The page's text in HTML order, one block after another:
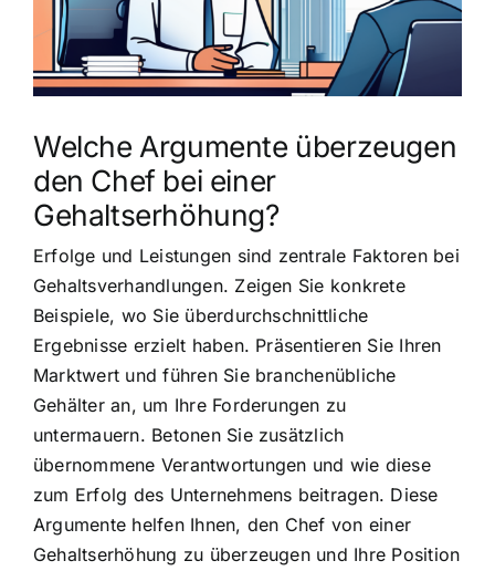
Welche Argumente überzeugen
den Chef bei einer
Gehaltserhöhung?
Erfolge und Leistungen sind zentrale Faktoren bei
Gehaltsverhandlungen. Zeigen Sie konkrete
Beispiele, wo Sie überdurchschnittliche
Ergebnisse erzielt haben. Präsentieren Sie Ihren
Marktwert und führen Sie branchenübliche
Gehälter an, um Ihre Forderungen zu
untermauern. Betonen Sie zusätzlich
übernommene Verantwortungen und wie diese
zum Erfolg des Unternehmens beitragen. Diese
Argumente helfen Ihnen, den Chef von einer
Gehaltserhöhung zu überzeugen und Ihre Position